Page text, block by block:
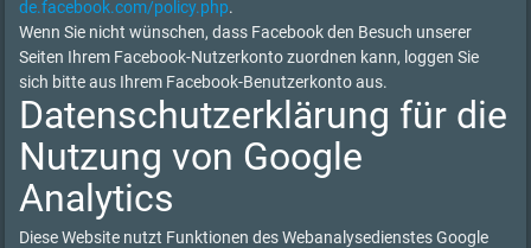
de.facebook.com/policy.php.
Wenn Sie nicht wünschen, dass Facebook den Besuch unserer
Seiten Ihrem Facebook-Nutzerkonto zuordnen kann, loggen Sie
sich bitte aus Ihrem Facebook-Benutzerkonto aus.
Datenschutzerklärung für die
Nutzung von Google
Analytics
Diese Website nutzt Funktionen des Webanalysedienstes Google